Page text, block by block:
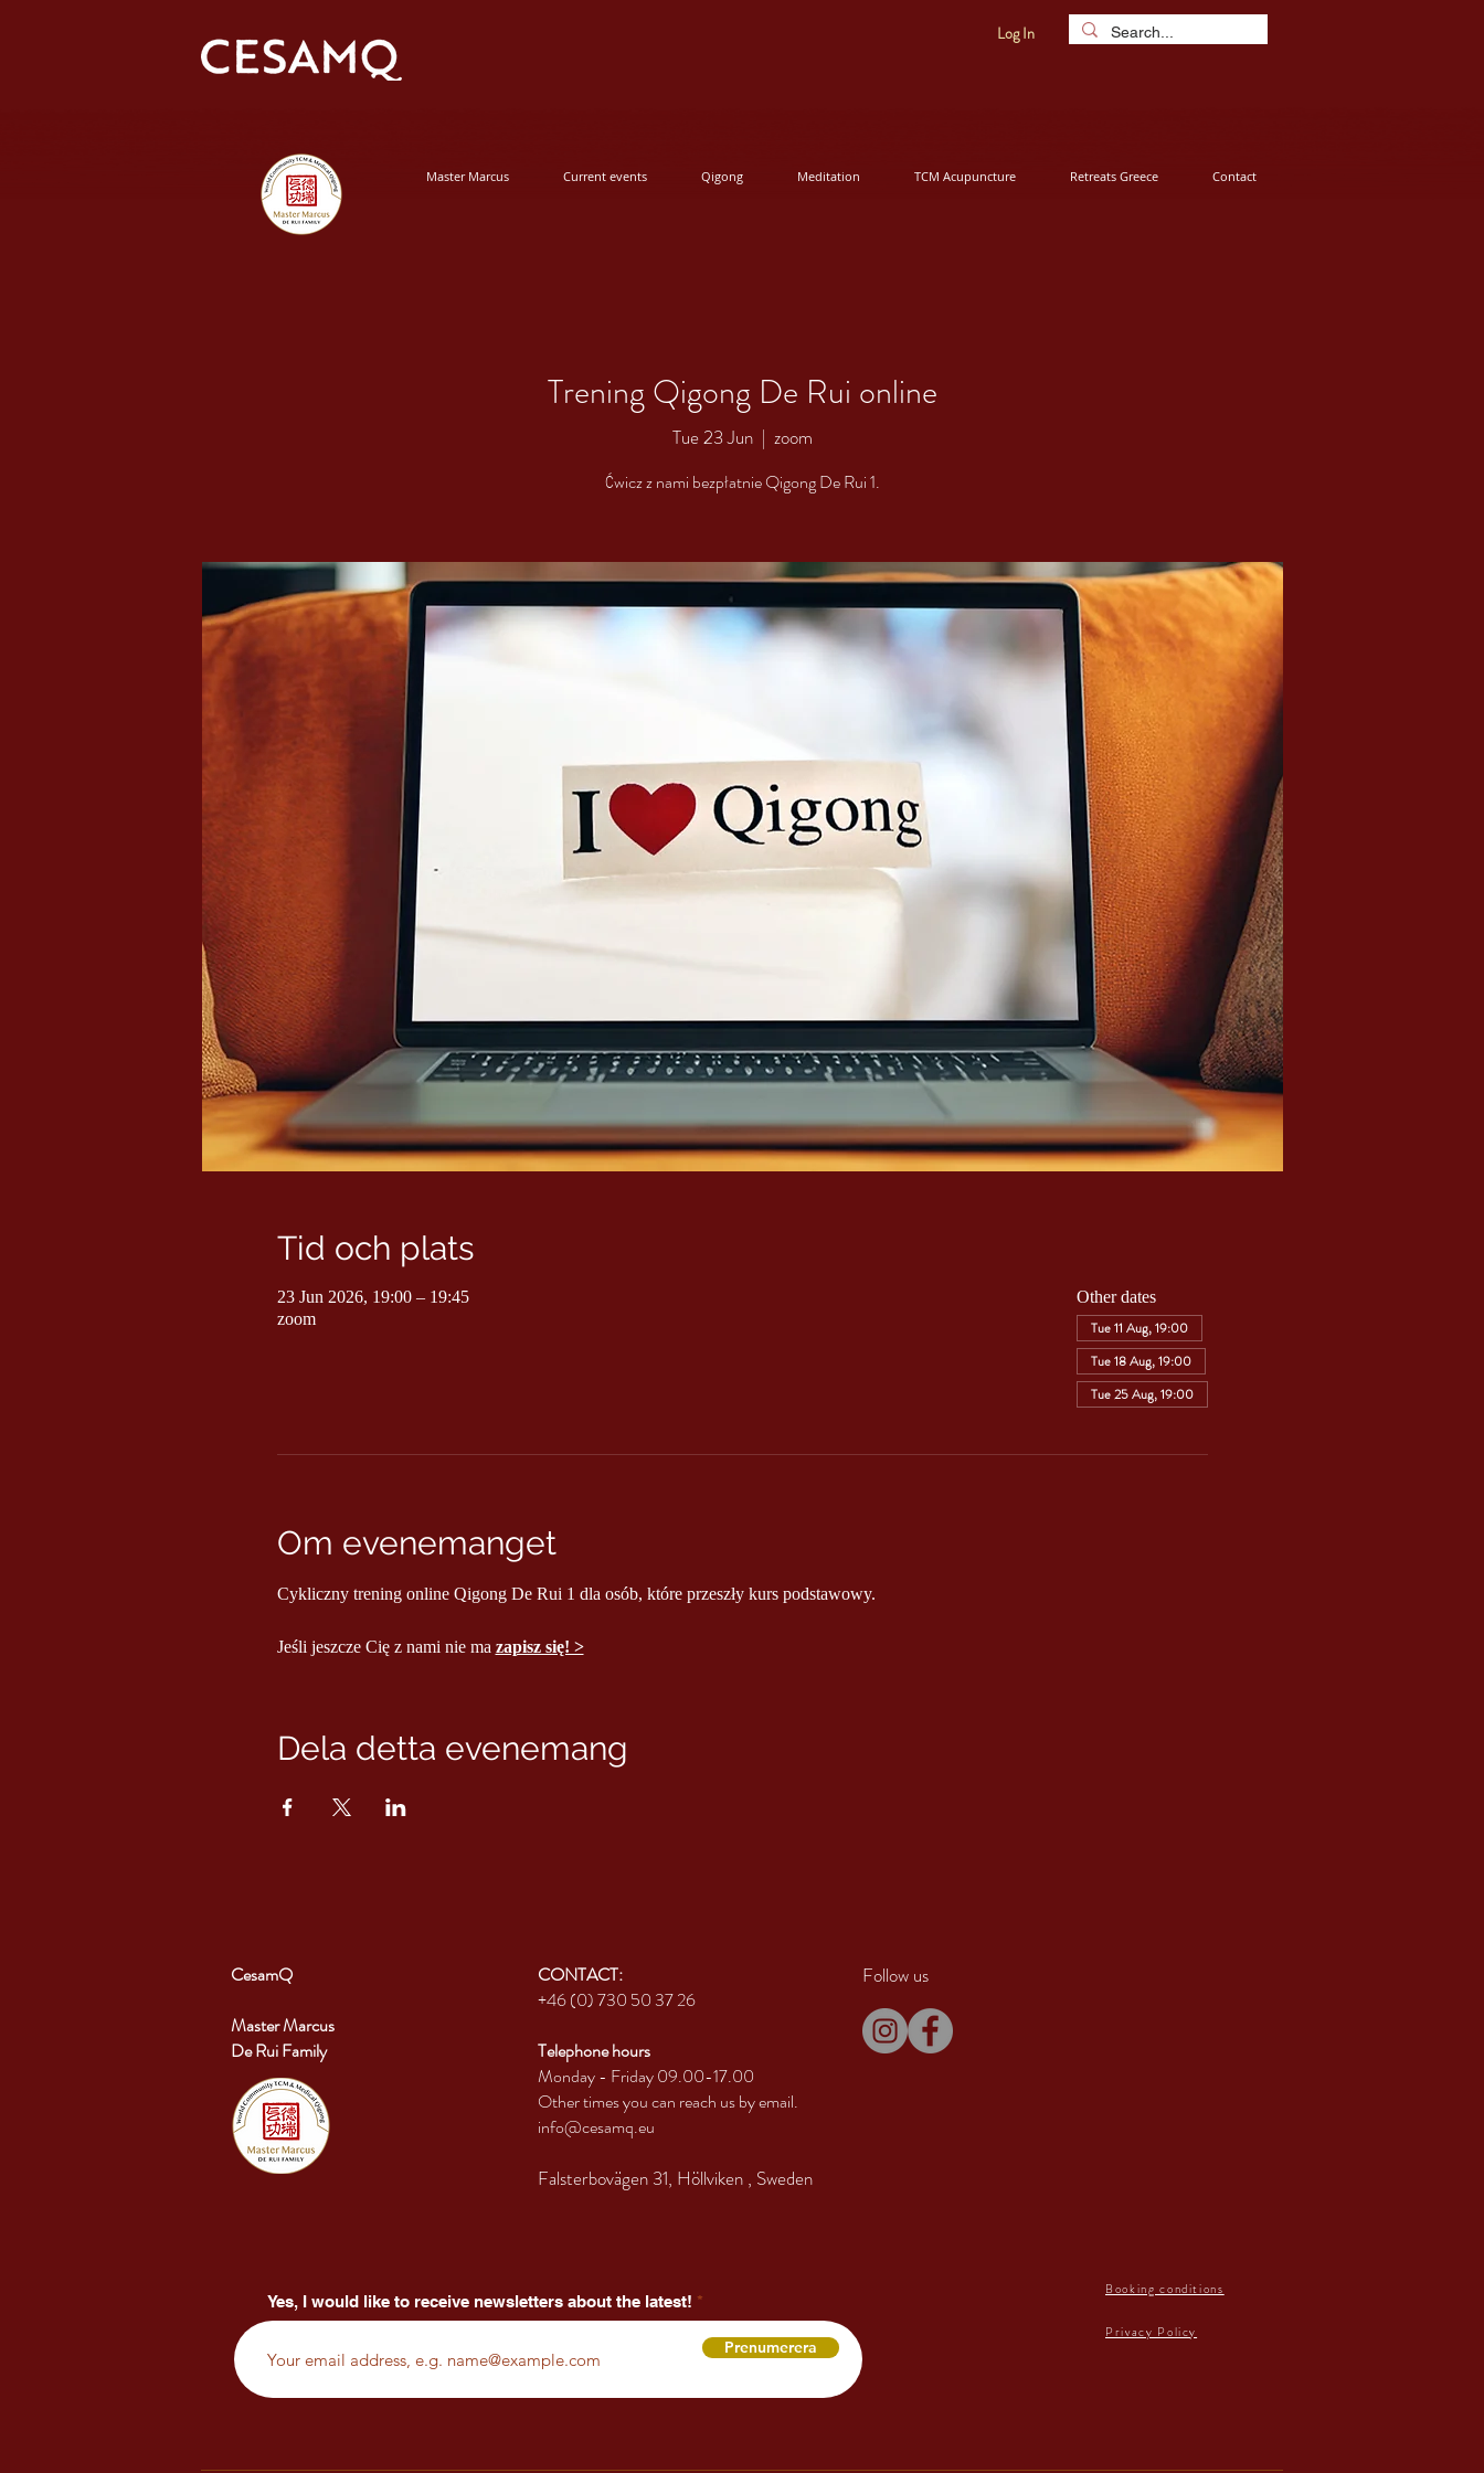
Log In
Master Marcus Current events Qigong Meditation TCM Acupuncture Retreats Greece Contact
Trening Qigong De Rui online
Tue 23 Jun
  |
zoom
Ćwicz z nami bezpłatnie Qigong De Rui 1.
Tid och plats
23 Jun 2026, 19:00 – 19:45
zoom
Other dates
Tue 11 Aug, 19:00
Tue 18 Aug, 19:00
Tue 25 Aug, 19:00
Om evenemanget
Cykliczny trening online Qigong De Rui 1 dla osób, które przeszły kurs podstawowy.
Jeśli jeszcze Cię z nami nie ma zapisz się! >
Dela detta evenemang
CONTACT:
+46 (0) 730 50 37 26
Telephone hours
Monday - Friday 09.00-17.00
Other times you can reach us by email.
info@cesamq.eu
Falsterbovägen 31, Höllviken , Sweden
CesamQ
Master Marcus
De Rui Family
Follow us
Yes, I would like to receive newsletters about the latest!
Prenumerera
Booking conditions
Privacy Policy